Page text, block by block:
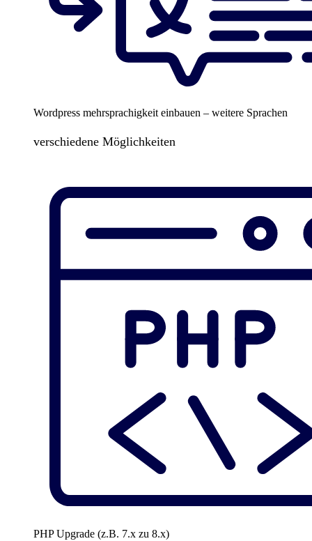
Wordpress mehrsprachigkeit einbauen – weitere Sprachen
verschiedene Möglichkeiten
PHP Upgrade (z.B. 7.x zu 8.x)